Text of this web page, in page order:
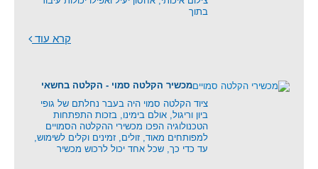
בתוך
קרא עוד
מכשיר הקלטה סמוי - הקלטה בחשאי
ציוד הקלטה סמוי היה בעבר נחלתם של גופי
ביון וריגול, אולם בימינו, בזכות התפתחות
הטכנולוגיה הפכו מכשירי ההקלטה הסמויים
למפותחים מאוד, זולים, זמינים וקלים לשימוש,
עד כדי כך, שכל אחד יכול לרכוש מכשיר